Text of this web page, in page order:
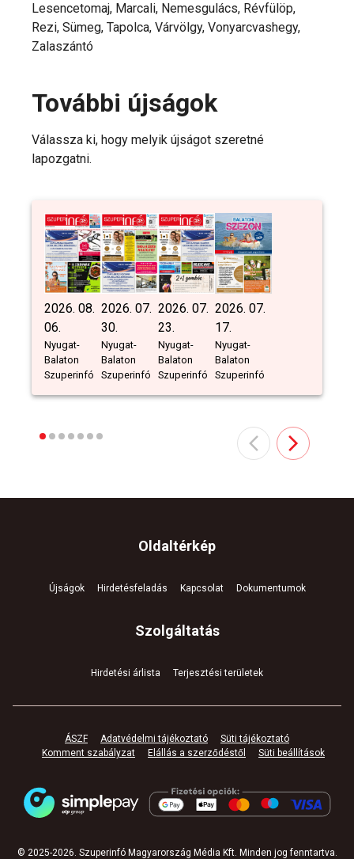
Lesencetomaj, Marcali, Nemesgulács, Révfülöp,
Rezi, Sümeg, Tapolca, Várvölgy, Vonyarcvashegy,
Zalaszántó
További újságok
Válassza ki, hogy melyik újságot szeretné
lapozgatni.
2026. 08.
06.
Nyugat-
Balaton
Szuperinfó
2026. 07.
30.
Nyugat-
Balaton
Szuperinfó
2026. 07.
23.
Nyugat-
Balaton
Szuperinfó
2026. 07.
17.
Nyugat-
Balaton
Szuperinfó
Szolgáltatás
Hirdetési árlista Terjesztési területek
Oldaltérkép
Újságok Hirdetésfeladás Kapcsolat Dokumentumok
ÁSZF Adatvédelmi tájékoztató
Süti tájékoztató
Komment szabályzat
Elállás a szerződéstől Süti beállítások
© 2025-2026. Szuperinfó Magyarország Média Kft. Minden jog fenntartva.